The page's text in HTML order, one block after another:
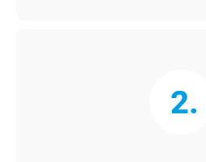
2.